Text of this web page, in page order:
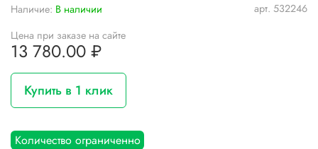
арт. 532246
Наличие: В наличии
Количество ограниченно
Цена при заказе на сайте
13 780.00 ₽
Купить в 1 клик